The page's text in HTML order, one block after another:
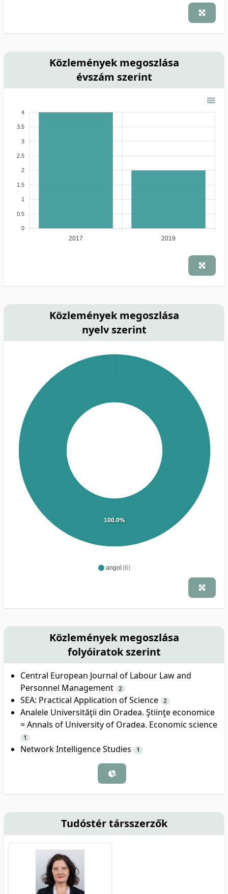
Közlemények megoszlása
évszám szerint
4
3.5
3
2.5
2
1.5
1
0.5
0
2017 2019
Közlemények megoszlása
nyelv szerint
angol (6)
100.0%
Közlemények megoszlása
folyóiratok szerint
Central European Journal of Labour Law and
Personnel Management 2
SEA: Practical Application of Science 2
Analele Universităţii din Oradea. Ştiinţe economice
= Annals of University of Oradea. Economic science
1
Network Intelligence Studies 1
Tudóstér társszerzők